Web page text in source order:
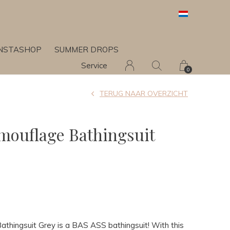
SUMMER DROPS
Service
0
Bathingsuit
TERUG NAAR OVERZICHT
Grey is a BAS ASS bathingsuit! With this